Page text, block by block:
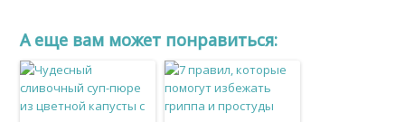
A еще вам может понравиться: